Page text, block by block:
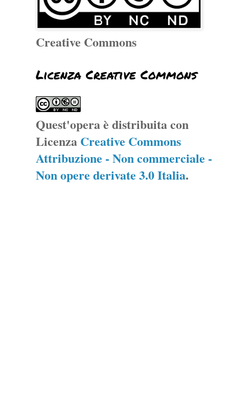
Creative Commons
Licenza Creative Commons
Quest'opera è distribuita con
Licenza Creative Commons
Attribuzione - Non commerciale -
Non opere derivate 3.0 Italia.